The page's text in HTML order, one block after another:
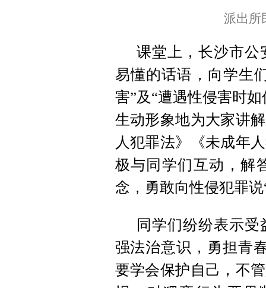
派出所
课堂上，长沙市公
易懂的话语，向学生
害”及“遭遇性侵害时
生动形象地为大家讲
人犯罪法》《未成年
极与同学们互动，解
念，勇敢向性侵犯罪说
同学们纷纷表示受
强法治意识，勇担青
要学会保护自己，不